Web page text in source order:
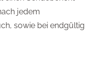
jedem
sowie bei endgültig